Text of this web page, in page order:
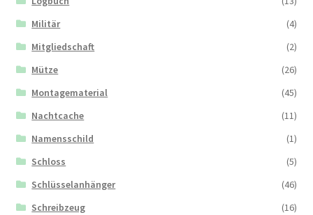
Militär
(4)
Mitgliedschaft
(2)
Mütze
(26)
Montagematerial
(45)
Nachtcache
(11)
Namensschild
(1)
Schloss
(5)
Schlüsselanhänger
(46)
Schreibzeug
(16)